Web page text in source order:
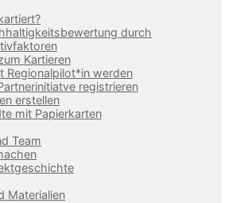
durch
Kartieren
Regionalpilot*in werden
registrieren
erstellen
mit Papierkarten
Team
Materialien